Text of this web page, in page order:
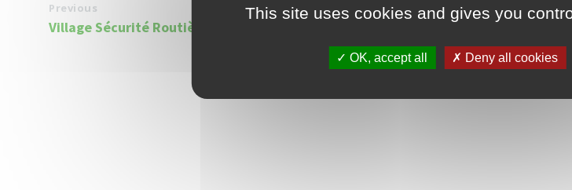
Previous
Village Sécurité Routière Le Vauclin
This site uses cookies and gives you
OK, accept all Deny all cookies